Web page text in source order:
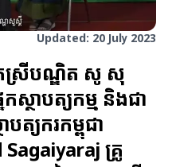
Updated: 20 July 2023
ស្រីបណ្ឌិត សូ សុ
កស្ថាបត្យកម្ម និងជា
ត្យករកម្ពុជា
គ្រូ